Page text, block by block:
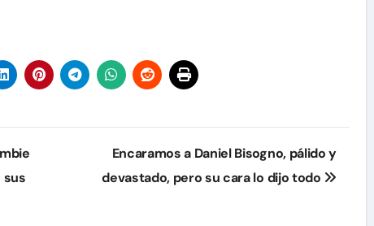
sus
Encaramos a Daniel Bisogno, pálido y
devastado, pero su cara lo dijo todo